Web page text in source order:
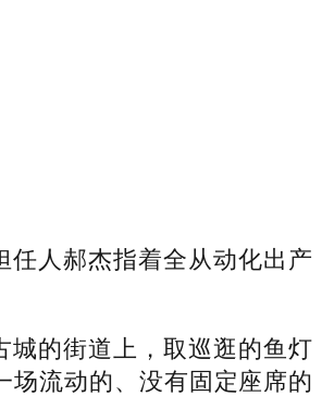
人郝杰指着全从动化出产
的街道上，取巡逛的鱼灯
场流动的、没有固定座席的